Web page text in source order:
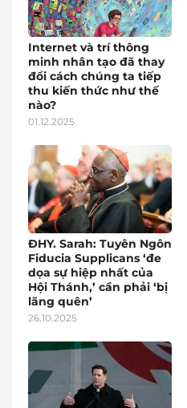
Internet và trí thông
minh nhân tạo đã thay
đổi cách chúng ta tiếp
thu kiến thức như thế
nào?
01.12.2025
ĐHY. Sarah: Tuyên Ngôn
Fiducia Supplicans ‘đe
dọa sự hiệp nhất của
Hội Thánh,’ cần phải ‘bị
lãng quên’
26.10.2025